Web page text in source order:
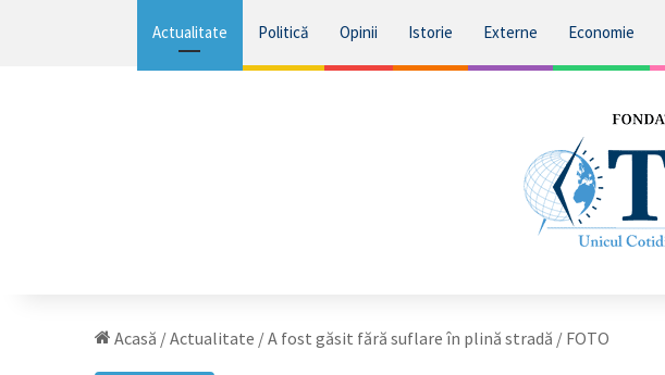
Actualitate Politică Opinii Istorie Externe Economie
Acasă /Actualitate /A fost găsit fără suflare în plină stradă / FOTO